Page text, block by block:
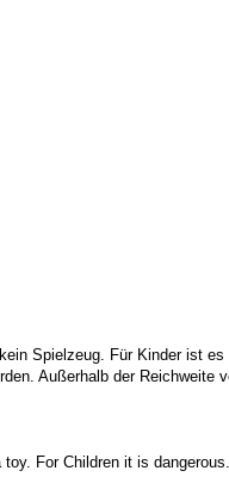
Spielzeug. Für Kinder ist
Außerhalb der Reichweite
For Children it is